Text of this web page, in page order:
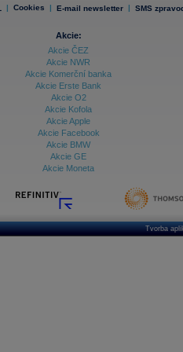
| Cookies | E-mail newsletter | SMS
Akcie:
Akcie ČEZ
Akcie NWR
Akcie Komerční banka
Akcie Erste Bank
Akcie O2
Akcie Kofola
Akcie Apple
Akcie Facebook
Akcie BMW
Akcie GE
Akcie Moneta
Tvorba